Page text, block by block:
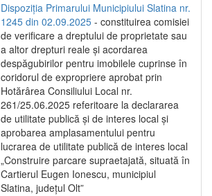
Dispoziția Primarului Municipiului Slatina nr.
1245 din 02.09.2025 - constituirea comisiei
de verificare a dreptului de proprietate sau
a altor drepturi reale și acordarea
despăgubirilor pentru imobilele cuprinse în
coridorul de expropriere aprobat prin
Hotărârea Consiliului Local nr.
261/25.06.2025 referitoare la declararea
de utilitate publică și de interes local și
aprobarea amplasamentului pentru
lucrarea de utilitate publică de interes local
„Construire parcare supraetajată, situată în
Cartierul Eugen Ionescu, municipiul
Slatina, județul Olt”